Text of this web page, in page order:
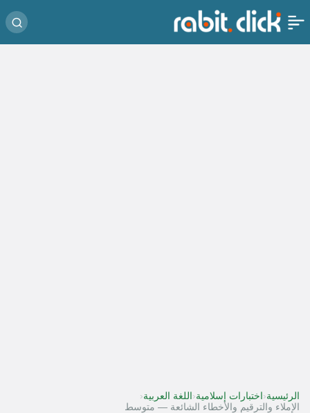
الرئيسية‹ اختبارات إسلامية‹ اللغة العربية‹
الإملاء والترقيم والأخطاء الشائعة — متوسط